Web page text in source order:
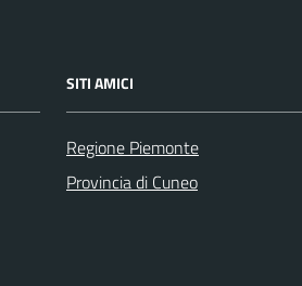
SITI AMICI
Regione Piemonte
Provincia di Cuneo